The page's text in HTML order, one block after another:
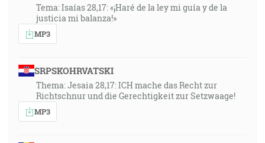
Tema: Isaías 28,17: «¡Haré de la ley mi guía y de la
justicia mi balanza!»
MP3
SRPSKOHRVATSKI
Thema: Jesaia 28,17: ICH mache das Recht zur
Richtschnur und die Gerechtigkeit zur Setzwaage!
MP3